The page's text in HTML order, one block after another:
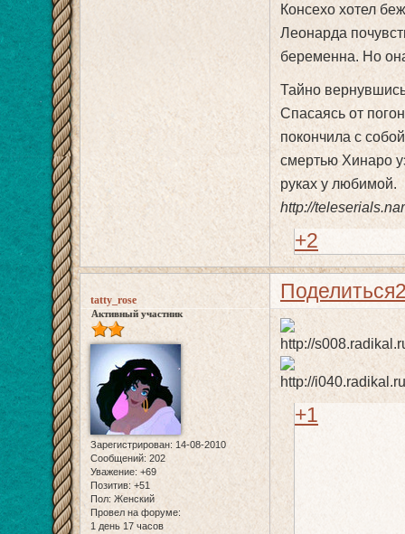
Консехо хотел
Леонарда
беременна. Но
Тайно
Спасаясь от
покончила с
смертью Хинаро
руках у любимой.
http://
+2
Поделиться
tatty_rose
Активный участник
Зарегистрирован: 14-08-2010
Сообщений: 202
Уважение: +69
Позитив: +51
Пол: Женский
Провел на форуме:
1 день 17 часов
+1